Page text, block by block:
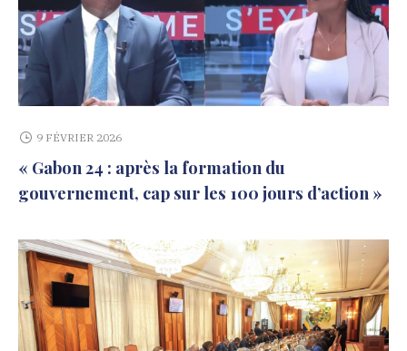
9 FÉVRIER 2026
« Gabon 24 : après la formation du
gouvernement, cap sur les 100 jours d’action »